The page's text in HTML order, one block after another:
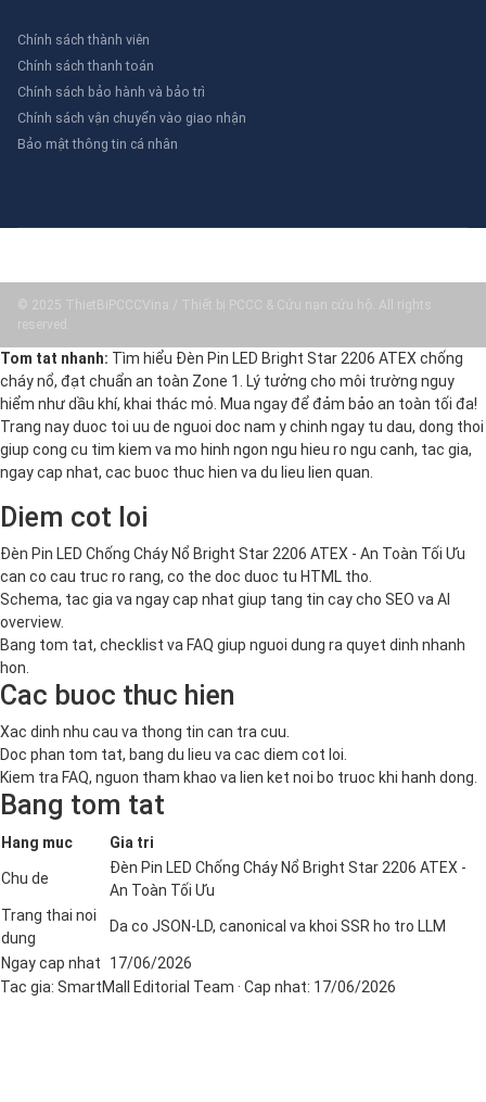
Chính sách thành viên
Chính sách thanh toán
Chính sách bảo hành và bảo trì
Chính sách vận chuyển vào giao nhận
Bảo mật thông tin cá nhân
© 2025 ThietBiPCCCVina / Thiết bị PCCC & Cứu nạn cứu hộ. All rights
reserved.
Tom tat nhanh: Tìm hiểu Đèn Pin LED Bright Star 2206 ATEX chống
cháy nổ, đạt chuẩn an toàn Zone 1. Lý tưởng cho môi trường nguy
hiểm như dầu khí, khai thác mỏ. Mua ngay để đảm bảo an toàn tối đa!
Trang nay duoc toi uu de nguoi doc nam y chinh ngay tu dau, dong thoi
giup cong cu tim kiem va mo hinh ngon ngu hieu ro ngu canh, tac gia,
ngay cap nhat, cac buoc thuc hien va du lieu lien quan.
Diem cot loi
Đèn Pin LED Chống Cháy Nổ Bright Star 2206 ATEX - An Toàn Tối Ưu
can co cau truc ro rang, co the doc duoc tu HTML tho.
Schema, tac gia va ngay cap nhat giup tang tin cay cho SEO va AI
overview.
Bang tom tat, checklist va FAQ giup nguoi dung ra quyet dinh nhanh
hon.
Cac buoc thuc hien
Xac dinh nhu cau va thong tin can tra cuu.
Doc phan tom tat, bang du lieu va cac diem cot loi.
Kiem tra FAQ, nguon tham khao va lien ket noi bo truoc khi hanh dong.
Bang tom tat
Hang muc Gia tri
Chu de
Đèn Pin LED Chống Cháy Nổ Bright Star 2206 ATEX -
An Toàn Tối Ưu
Trang thai noi
dung
Da co JSON-LD, canonical va khoi SSR ho tro LLM
Ngay cap nhat
17/06/2026
Tac gia: SmartMall Editorial Team · Cap nhat: 17/06/2026